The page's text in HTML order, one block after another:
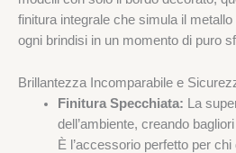
finitura integrale che simula il
ogni brindisi in un momento di puro
Brillantezza Incomparabile e
Finitura Specchiata: La
dell’ambiente, creando
È l’accessorio perfetto per